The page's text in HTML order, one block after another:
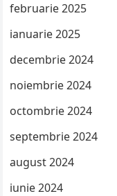
februarie 2025
ianuarie 2025
decembrie 2024
noiembrie 2024
octombrie 2024
septembrie 2024
august 2024
iunie 2024